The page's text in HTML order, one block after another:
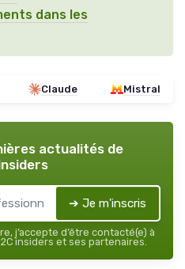
dans les
Claude Mistral
actualités de
➔ Je m'inscris
j’accepte d’être contacté(e) à
insiders et ses partenaires.